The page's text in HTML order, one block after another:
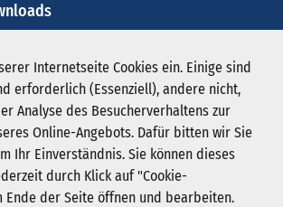
Internetseite Cookies ein. Einige sind
erforderlich (Essenziell), andere nicht,
Analyse des Besucherverhaltens zur
Online-Angebots. Dafür bitten wir Sie
Ihr Einverständnis. Sie können dieses
durch Klick auf "Cookie-
Ende der Seite öffnen und bearbeiten.
18.legislaturperiode.pdf
KB)